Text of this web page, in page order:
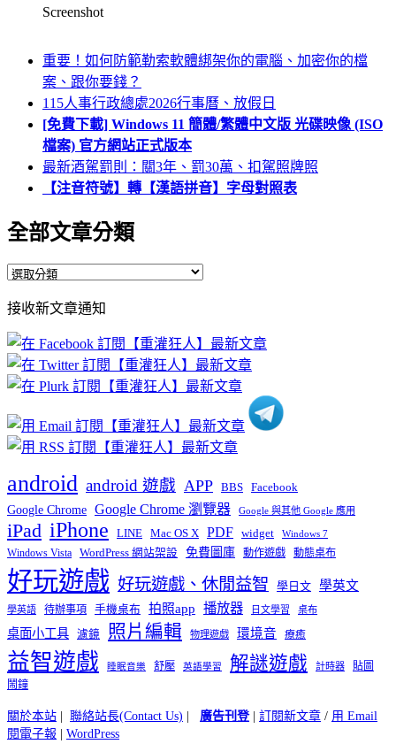
Screenshot
重要！如何防範勒索軟體綁架你的電腦、加密你的檔
案、跟你要錢？
115人事行政總處2026行事曆、放假日
[免費下載] Windows 11 簡體/繁體中文版 光碟映像 (ISO
檔案) 官方網站正式版本
最新酒駕罰則：關3年、罰30萬、扣駕照牌照
【注音符號】轉【漢語拼音】字母對照表
全部文章分類
全
文
章
分
類
接收新文章通知
android android 遊戲 APP BBS Facebook
Google Chrome Google Chrome 瀏覽器 Google 與其他 Google 應用
iPad iPhone LINE Mac OS X PDF widget Windows 7
Windows Vista WordPress 網站架設 免費圖庫 動作遊戲 動態桌布
好玩遊戲 好玩遊戲、休閒益智 學日文 學英文
學英語 待辦事項 手機桌布 拍照app 播放器 日文學習 桌布
桌面小工具 濾鏡 照片編輯 物理遊戲 環境音 療癒
益智遊戲 睡眠音樂 舒壓 英語學習 解謎遊戲 計時器
貼圖
鬧鐘
關於本站 | 聯絡站長(Contact Us) | 廣告刊登| 訂閱新文章 / 用 Email
閱電子報 | WordPress